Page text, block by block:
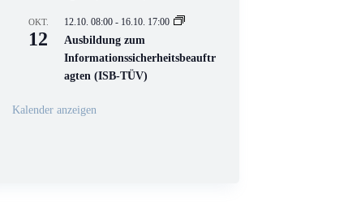
n
s
t
a
t
n
OKT.
12
12.10. 08:00 - 16.10. 17:00
Ausbildung zum
Informationssicherheitsbeauftr
agten (ISB-TÜV)
Kalender anzeigen